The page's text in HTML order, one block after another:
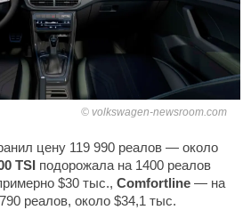
volkswagen-newsroom.com
цену 119 990 реалов — около
TSI подорожала на 1400 реалов
$30 тыс., Comfortline — на
реалов, около $34,1 тыс.